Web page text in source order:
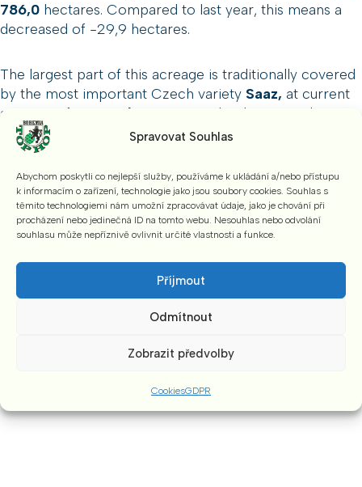
Spravovat Souhlas
Abychom poskytli co nejlepší služby, používáme k ukládání a/nebo přístupu
k informacím o zařízení, technologie jako jsou soubory cookies. Souhlas s
těmito technologiemi nám umožní zpracovávat údaje, jako je chování při
procházení nebo jedinečná ID na tomto webu. Nesouhlas nebo odvolání
souhlasu může nepříznivě ovlivnit určité vlastnosti a funkce.
Příjmout
Odmítnout
Zobrazit předvolby
CookiesGDPR
786,0 hectares. Compared to last year, this means a
decreased of -29,9 hectares.
The largest part of this acreage is traditionally covered
by the most important Czech variety Saaz, at current
acreage of 3 941,6 ha
. Compared to last year, this
means a decrease of-10,7 ha. Other varieties of
importance were currently planted at the following
acreage:
Sládek (474,1 ha, YoY +12,5 ha)
Premiant (164,5 ha, YoY -23,8 ha)
Saaz Special (43,8 ha, YoY +4,0 ha).
Detailed data including distribution of each variety